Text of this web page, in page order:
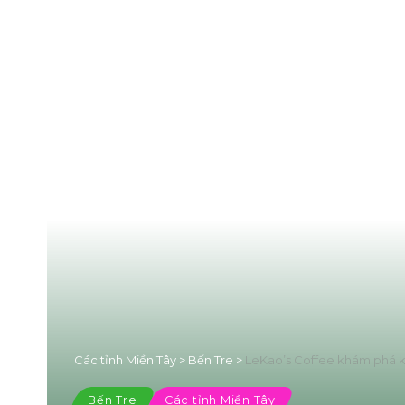
Các tỉnh Miền Tây > Bến Tre > LeKao’s Coffee khám
Bến Tre Các tỉnh Miền Tây